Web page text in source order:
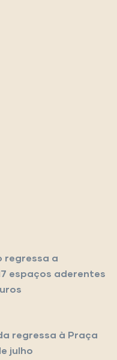
regressa a
espaços aderentes
regressa à Praça
julho